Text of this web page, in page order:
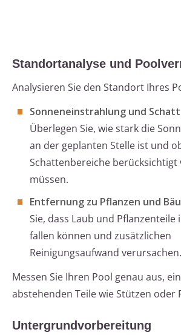
Standortanalyse und
Analysieren Sie den Standort Ihres
Sonneneinstrahlung und
Überlegen Sie, wie stark die
an der geplanten Stelle ist und
Schattenbereiche berücksichtigt
müssen.
Entfernung zu Pflanzen und
Sie, dass Laub und Pflanzenteile
fallen können und zusätzlichen
Reinigungsaufwand verursachen.
Messen Sie Ihren Pool genau aus,
abstehenden Teile wie Stützen oder
Untergrundvorbereitung